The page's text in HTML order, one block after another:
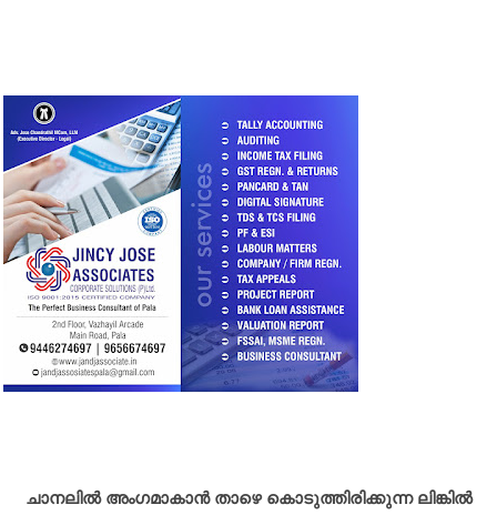
ചാനലിൽ അംഗമാകാൻ താഴെ കൊടുത്തിരിക്കുന്ന ലിങ്കിൽ